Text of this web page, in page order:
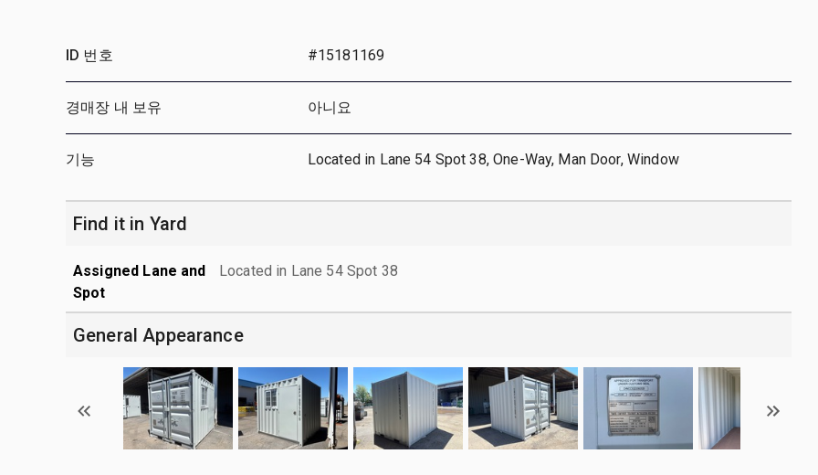
ID 번호 #15181169
경매장 내 보유 아니요
기능 Located in Lane 54 Spot 38, One-Way, Man Door, Window
Find it in Yard
Assigned Lane and
Spot
Located in Lane 54 Spot 38
General Appearance